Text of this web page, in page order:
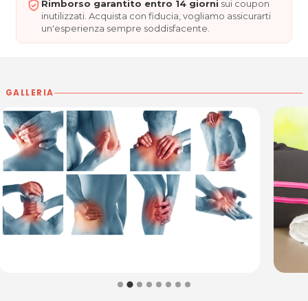
DOTT. MARIA LUISA TOGNON
Via Piave, 18 - 34074 Monfalcone (GO)
Per ulteriori informazioni sull'offerta o sulle modalità di
Rimborso garantito entro 14 giorni sui coupon
inutilizzati. Acquista con fiducia, vogliamo assicurarti
un'esperienza sempre soddisfacente.
GALLERIA